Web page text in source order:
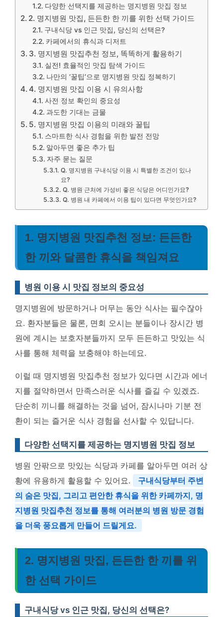
다양한 선택지를 제공하는 명지병원 맛집 정보
2. 명지병원 맛집, 든든한 한 끼를 위한 선택 가이드
구내식당 vs 인근 맛집, 당신의 선택은?
카페에서의 휴식과 디저트
3. 명지병원 맛집추천 정보, 똑똑하게 활용하기
실전! 효율적인 맛집 탐색 가이드
나만의 ‘꿀팁’으로 명지병원 맛집 정복하기
4. 명지병원 맛집 이용 시 유의사항
사전 정보 확인의 중요성
과도한 기대는 금물
5. 명지병원 맛집 이용의 미래와 꿀팁
스마트한 식사 경험을 위한 발전 전망
알아두면 좋은 추가 팁
자주 묻는 질문
Q. 명지병원 구내식당 이용 시 특별한 조건이 있나
요?
Q. 병원 근처에 가성비 좋은 식당은 어디인가요?
Q. 병원 내 카페에서 이용 팁이 있다면 무엇인가요?
1. 명지병원 맛집추천 정보: 든든한
한 끼와 달콤한 휴식을 책임져요
병원 이용 시 맛집 정보의 중요성
명지병원에 방문하거나 머무는 동안 식사는 필수잖아
요. 환자분들은 물론, 면회 오시는 분들이나 장시간 병
원에 계시는 보호자분들까지 모두 든든하고 맛있는 식
사를 통해 체력을 보충해야 하는데요.
이럴 때 명지병원 맛집추천 정보가 있다면 시간과 에너
지를 절약하면서 만족스러운 식사를 즐길 수 있겠죠.
단순히 끼니를 해결하는 것을 넘어, 잠시나마 기분 전
환이 되는 즐거운 식사 경험을 선사할 수 있답니다.
다양한 선택지를 제공하는 명지병원 맛집 정보
병원 안팎으로 맛있는 식당과 카페를 알아두면 여러 상
황에 유용하게 활용할 수 있어요.
구내식당부터 주변
의 숨은 맛집, 그리고 편안한 휴식을 위한 카페까지, 명
지병원 맛집추천 정보를 통해 여러분의 병원 방문 경험
을 더욱 풍요롭게 만들어 드릴게요.
2. 명지병원 맛집, 든든한 한 끼를 위
한 선택 가이드
구내식당 vs 인근 맛집, 당신의 선택은?